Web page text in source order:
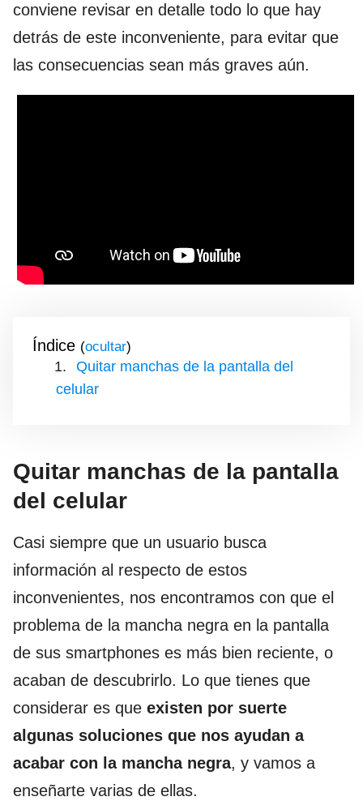
conviene revisar en detalle todo lo que hay
detrás de este inconveniente, para evitar que
las consecuencias sean más graves aún.
Índice ( )
Quitar manchas de la pantalla del
celular
Quitar manchas de la pantalla
del celular
Casi siempre que un usuario busca
información al respecto de estos
inconvenientes, nos encontramos con que el
problema de la mancha negra en la pantalla
de sus smartphones es más bien reciente, o
acaban de descubrirlo. Lo que tienes que
considerar es que existen por suerte
algunas soluciones que nos ayudan a
acabar con la mancha negra, y vamos a
enseñarte varias de ellas.